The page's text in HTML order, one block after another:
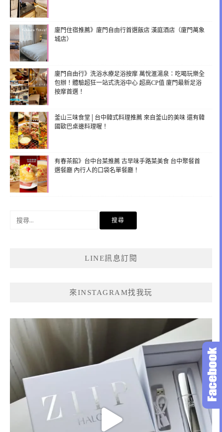
廈門住宿推薦》廈門自由行首選飯店 漢庭酒店（廈門萬象
城店）
廈門自由行》洗浴水療足浴按摩 萬悅滙湯泉：吃喝玩樂全
包辦！體驗超狂一站式洗浴中心 超高CP值 廈門最新足浴
按摩首選！
釜山三味食堂│台中韓式料理推薦 來自釜山的美味 還有韓
國歐巴桌邊料理喔！
有春茶館》台中台菜推薦 古早味手路菜美食 台中聚餐首
選餐廳 內行人的口袋名單餐廳！
LINE訊息訂閱
來INSTAGRAM找我玩